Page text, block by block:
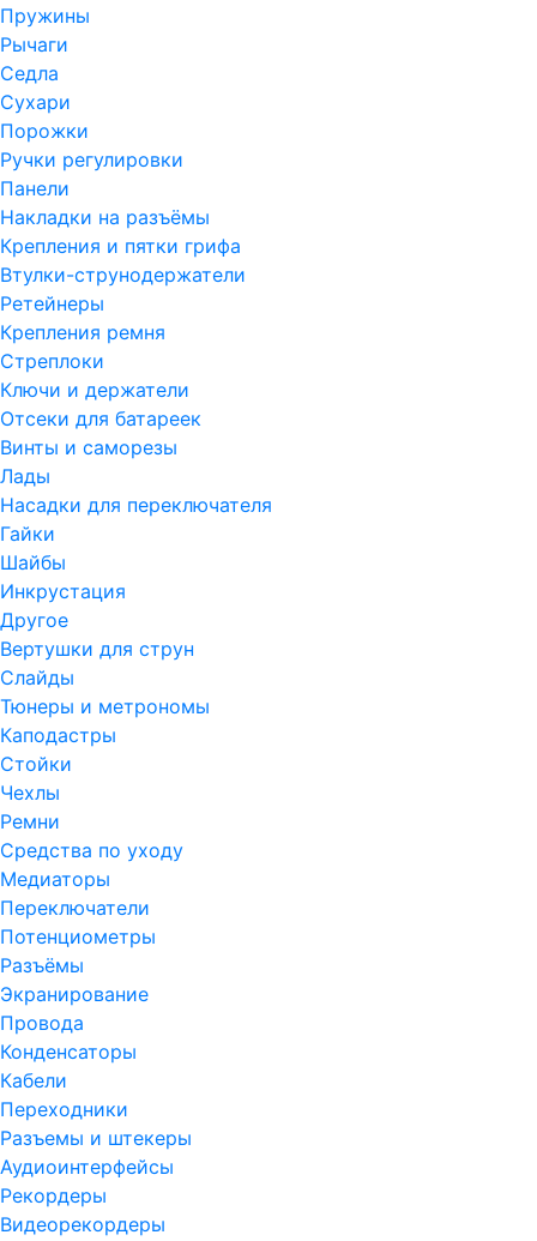
Пружины
Рычаги
Седла
Сухари
Порожки
Ручки регулировки
Панели
Накладки на разъёмы
Крепления и пятки грифа
Втулки-струнодержатели
Ретейнеры
Крепления ремня
Стреплоки
Ключи и держатели
Отсеки для батареек
Винты и саморезы
Лады
Насадки для переключателя
Гайки
Шайбы
Инкрустация
Другое
Вертушки для струн
Слайды
Тюнеры и метрономы
Каподастры
Стойки
Чехлы
Ремни
Средства по уходу
Медиаторы
Переключатели
Потенциометры
Разъёмы
Экранирование
Провода
Конденсаторы
Кабели
Переходники
Разъемы и штекеры
Аудиоинтерфейсы
Рекордеры
Видеорекордеры